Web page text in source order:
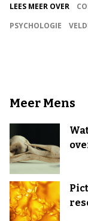
LEES MEER OVER
PSYCHOLOGIE
Meer Mens